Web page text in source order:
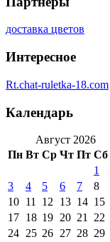
доставка цветов
Интересное
Rt.chat-ruletka-18.com
Календарь
Август 2026
Пн Вт Ср Чт Пт Сб
1
3
4 5 6 7 8
10 11 12 13 14 15
17 18 19 20 21 22
24 25 26 27 28 29